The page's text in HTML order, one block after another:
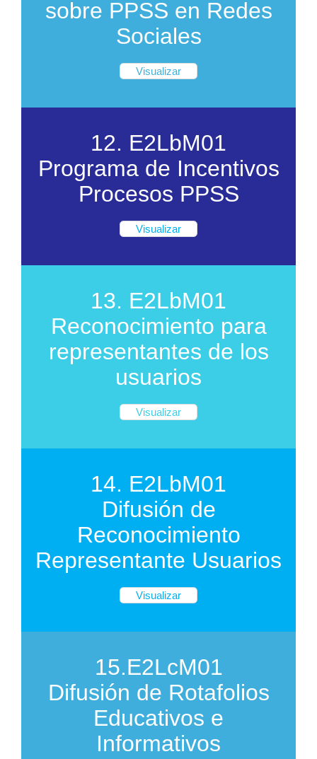
sobre PPSS en Redes
Sociales
Visualizar
12. E2LbM01
Programa de Incentivos
Procesos PPSS
Visualizar
13. E2LbM01
Reconocimiento para
representantes de los
usuarios
Visualizar
14. E2LbM01
Difusión de
Reconocimiento
Representante Usuarios
Visualizar
15.E2LcM01
Difusión de Rotafolios
Educativos e
Informativos